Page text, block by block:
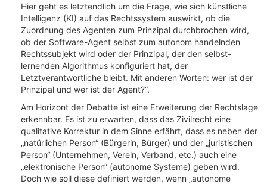
Hier geht es letztendlich um die Frage, wie sich künstliche
Intelligenz (KI) auf das Rechtssystem auswirkt, ob die
Zuordnung des Agenten zum Prinzipal durchbrochen wird,
ob der Software-Agent selbst zum autonom handelnden
Rechtssubjekt wird oder der Prinzipal, der den selbst-
lernenden Algorithmus konfiguriert hat, der
Letztverantwortliche bleibt. Mit anderen Worten: wer ist der
Prinzipal und wer ist der Agent?“.
Am Horizont der Debatte ist eine Erweiterung der Rechtslage
erkennbar. Es ist zu erwarten, dass das Zivilrecht eine
qualitative Korrektur in dem Sinne erfährt, dass es neben der
„natürlichen Person“ (Bürgerin, Bürger) und der „juristischen
Person“ (Unternehmen, Verein, Verband, etc.) auch eine
„elektronische Person“ (autonome Systeme) geben wird.
Doch wie soll diese definiert werden, wenn „autonome